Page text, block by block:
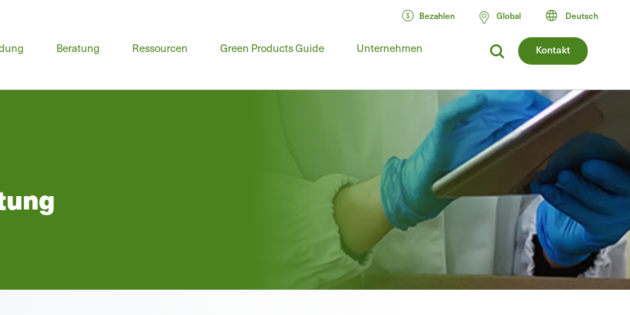
Kontakt
Beratung Ressourcen Green Products Guide Unternehmen
Bezahlen Global Deutsch